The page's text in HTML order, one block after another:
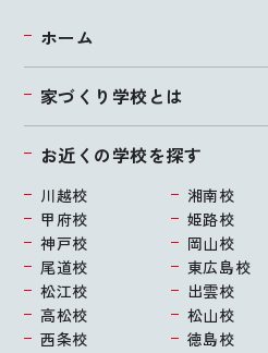
ホーム
家づくり学校とは
お近くの学校を探す
川越校 湘南校
甲府校
姫路校
神戸校
岡山校
尾道校
東広島校
松江校
出雲校
高松校
松山校
西条校
徳島校